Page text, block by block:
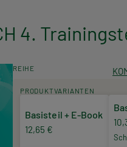
4.
REIHE
PRODUKTVARIANTEN
Basisteil + E-Book
12,65 €